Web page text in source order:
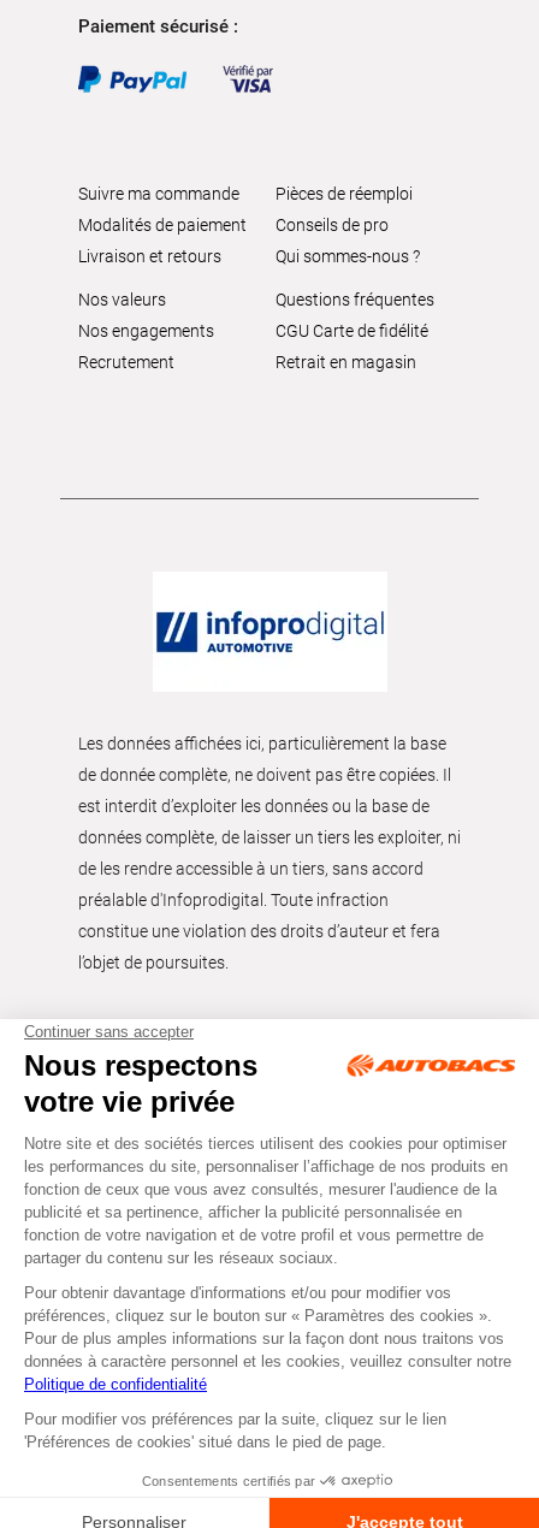
ou
Retirer dans un Centre
Paiement sécurisé :
Suivre ma commande
Modalités de paiement
Livraison et retours
Pièces de réemploi
Conseils de pro
Qui sommes-nous ?
Nos valeurs
Nos engagements
Recrutement
Questions fréquentes
CGU Carte de fidélité
Retrait en magasin
Les données affichées ici, particulièrement la base
de donnée complète, ne doivent pas être copiées. Il
est interdit d’exploiter les données ou la base de
données complète, de laisser un tiers les exploiter, ni
de les rendre accessible à un tiers, sans accord
préalable d'Infoprodigital. Toute infraction
constitue une violation des droits d’auteur et fera
l’objet de poursuites.
Tous droits réservés © Autobacs
Mentions légales RGPD
Cookies CGV
Facebook Instagram